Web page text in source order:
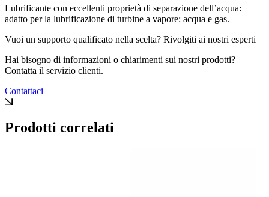
Lubrificante con eccellenti proprietà di separazione dell’acqua:
adatto per la lubrificazione di turbine a vapore: acqua e gas.
Vuoi un supporto qualificato nella scelta? Rivolgiti ai nostri esperti
Hai bisogno di informazioni o chiarimenti sui nostri prodotti?
Contatta il servizio clienti.
Contattaci
Prodotti correlati